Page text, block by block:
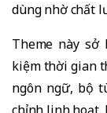
dùng nhờ chất
Theme này
kiệm thời gian
ngôn ngữ, bộ